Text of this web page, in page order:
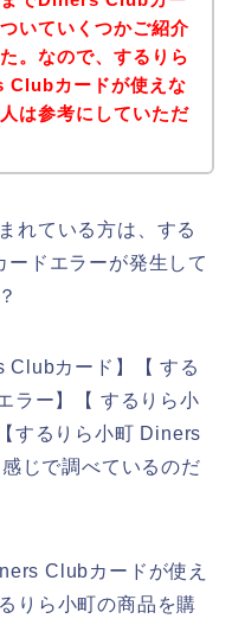
いていくつかご紹介
。なので、するりら
Clubカードが使えな
は参考にしていただ
れている方は、する
ドエラーが発生して
Clubカード】【 する
ー】【 するりら小
するりら小町 Diners
じで調べているのだ
Clubカードが使え
りら小町の商品を購